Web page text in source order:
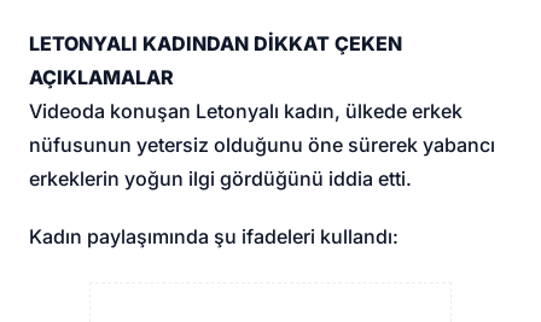
LETONYALI KADINDAN DİKKAT ÇEKEN
AÇIKLAMALAR
Videoda konuşan Letonyalı kadın, ülkede erkek
nüfusunun yetersiz olduğunu öne sürerek yabancı
erkeklerin yoğun ilgi gördüğünü iddia etti.
Kadın paylaşımında şu ifadeleri kullandı: